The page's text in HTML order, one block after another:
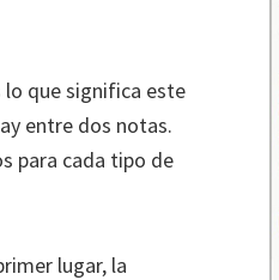
lo que significa este
entre dos notas.
para cada tipo de
lugar, la